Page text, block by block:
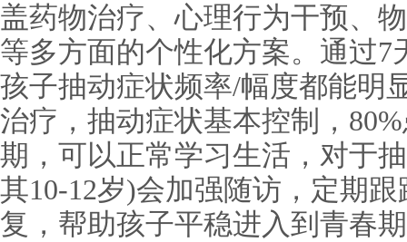
盖药物治疗、心理行为干预、
等多方面的个性化方案。通过
孩子抽动症状频率/幅度都能明
治疗，抽动症状基本控制，
期，可以正常学习生活，对于
其10-12岁)会加强随访，定期
复，帮助孩子平稳进入到青春